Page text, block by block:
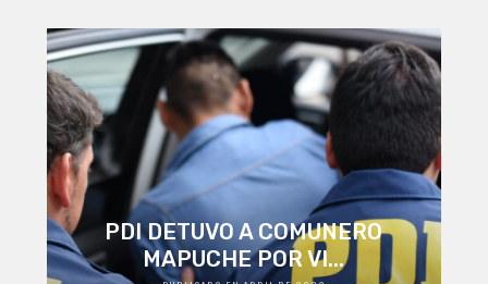
PDI DETUVO A COMUNERO
MAPUCHE POR VI...